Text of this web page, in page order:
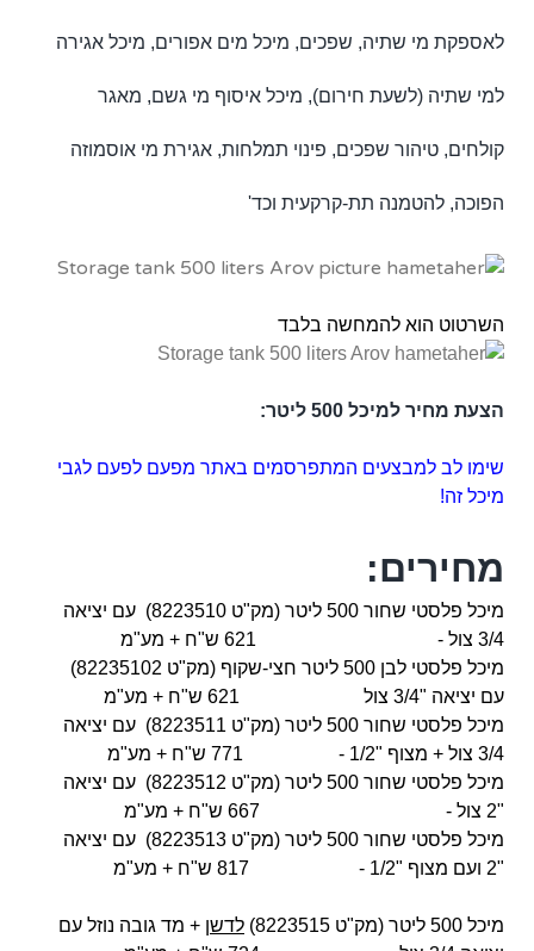
לאספקת מי שתיה, שפכים, מיכל מים אפורים, מיכל אגירה
למי שתיה (לשעת חירום), מיכל איסוף מי גשם, מאגר
קולחים, טיהור שפכים, פינוי תמלחות, אגירת מי אוסמוזה
הפוכה, להטמנה תת-קרקעית וכד'
השרטוט הוא להמחשה בלבד
הצעת מחיר למיכל 500 ליטר:
שימו לב למבצעים המתפרסמים באתר מפעם לפעם לגבי
מיכל זה!
מחירים:
מיכל פלסטי שחור 500 ליטר (מק"ט 8223510) עם יציאה
3/4 צול - 621 ש"ח + מע"מ
מיכל פלסטי לבן 500 ליטר חצי-שקוף (מק"ט 82235102)
עם יציאה "3/4 צול
621 ש"ח + מע"מ
מיכל פלסטי שחור 500 ליטר (מק"ט 8223511) עם יציאה
3/4 צול + מצוף "1/2 -
771 ש"ח + מע"מ
מיכל פלסטי שחור 500 ליטר (מק"ט 8223512) עם יציאה
"2 צול -
667 ש"ח + מע"מ
מיכל פלסטי שחור 500 ליטר (מק"ט 8223513) עם יציאה
"2 ועם מצוף "1/2 -
817 ש"ח + מע"מ
מיכל 500 ליטר (מק"ט 8223515) לדשן + מד גובה נוזל עם